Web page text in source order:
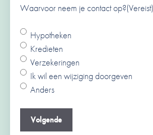
Waarvoor neem je contact op?(Vereist)
Hypotheken
Kredieten
Verzekeringen
Ik wil een wijziging doorgeven
Anders
Ben je al een klant van ons?(Vereist)
Ja
Nee
Naam(Vereist)
V
o
r
Je e-mailadres